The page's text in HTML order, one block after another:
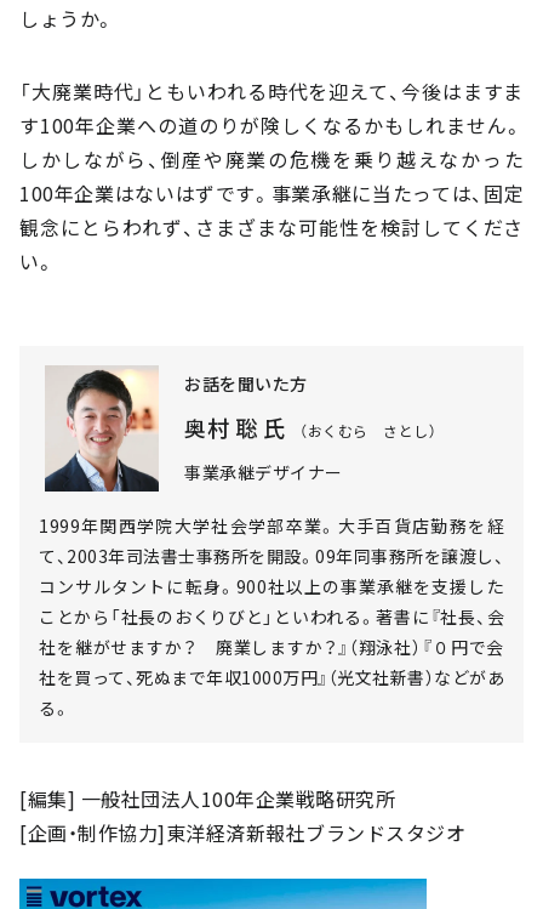
しょうか。
「大廃業時代」ともいわれる時代を迎えて、今後はますま
す100年企業への道のりが険しくなるかもしれません。
しかしながら、倒産や廃業の危機を乗り越えなかった
100年企業はないはずです。事業承継に当たっては、固定
観念にとらわれず、さまざまな可能性を検討してくださ
い。
お話を聞いた方
奥村 聡 氏 （おくむら さとし）
事業承継デザイナー
1999年関西学院大学社会学部卒業。大手百貨店勤務を経
て、2003年司法書士事務所を開設。09年同事務所を譲渡し、
コンサルタントに転身。900社以上の事業承継を支援した
ことから「社長のおくりびと」といわれる。著書に『社長、会
社を継がせますか？ 廃業しますか？』（翔泳社）『０円で会
社を買って、死ぬまで年収1000万円』（光文社新書）などがあ
る。
[編集] 一般社団法人100年企業戦略研究所
[企画・制作協力]東洋経済新報社ブランドスタジオ